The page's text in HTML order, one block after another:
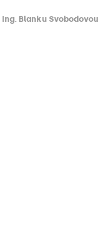
Ing. Blanku Svobodovou